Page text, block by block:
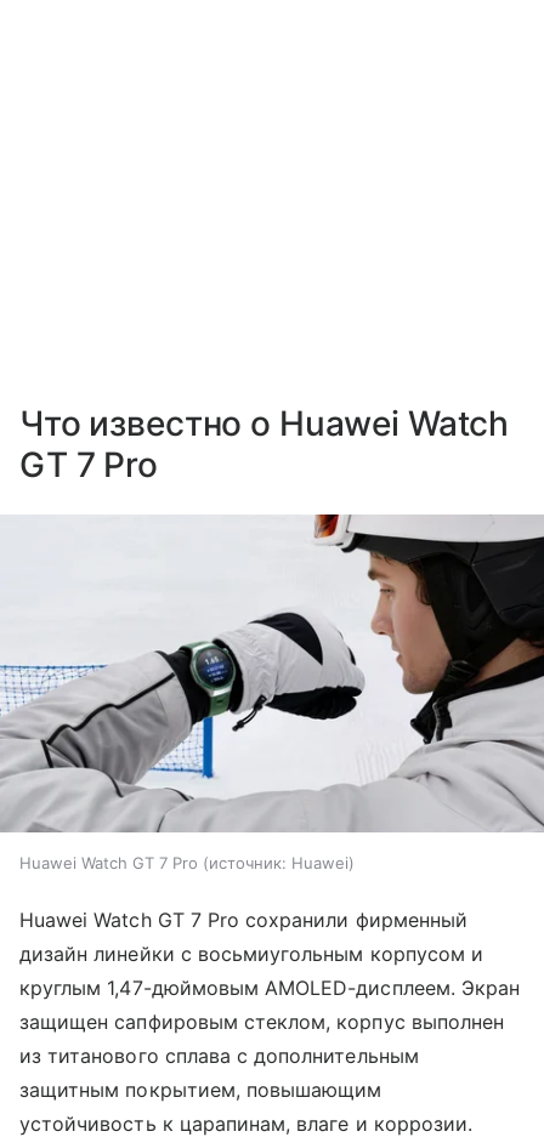
Что известно о Huawei Watch
GT 7 Pro
Huawei Watch GT 7 Pro источник: Huawei
Huawei Watch GT 7 Pro сохранили фирменный
дизайн линейки с восьмиугольным корпусом и
круглым 1,47-дюймовым AMOLED-дисплеем. Экран
защищен сапфировым стеклом, корпус выполнен
из титанового сплава с дополнительным
защитным покрытием, повышающим
устойчивость к царапинам, влаге и коррозии.